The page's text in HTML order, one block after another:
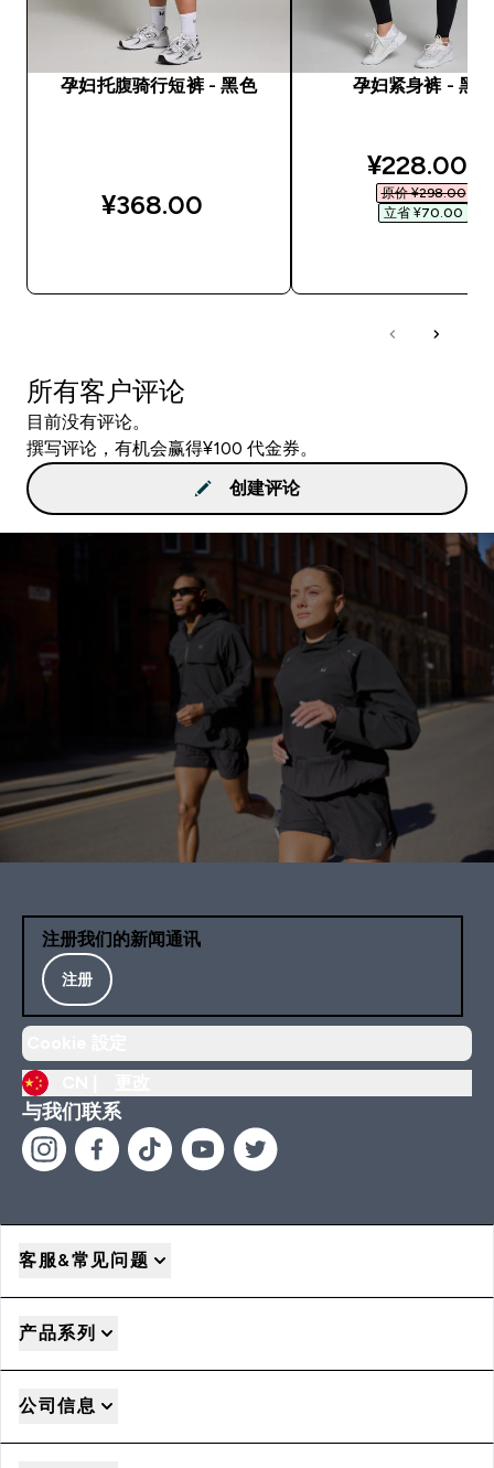
孕妇托腹骑行短裤 - 黑色
¥368.00‎
孕妇紧身裤 - 黑色
¥228.00‎
原价 ¥298.00‎
立省 ¥70.00‎
所有客户评论
目前没有评论。
撰写评论，有机会赢得¥100 代金券。
创建评论
注册我们的新闻通讯
注册
与我们联系
客服&常见问题
产品系列
公司信息